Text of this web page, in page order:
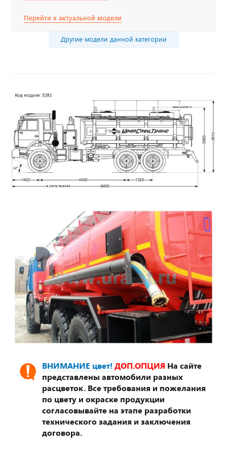
Перейти к актуальной модели
Другие модели данной категории
ВНИМАНИЕ цвет! ДОП.ОПЦИЯ На сайте
представлены автомобили разных
расцветок. Все требования и пожелания
по цвету и окраске продукции
согласовывайте на этапе разработки
технического задания и заключения
договора.